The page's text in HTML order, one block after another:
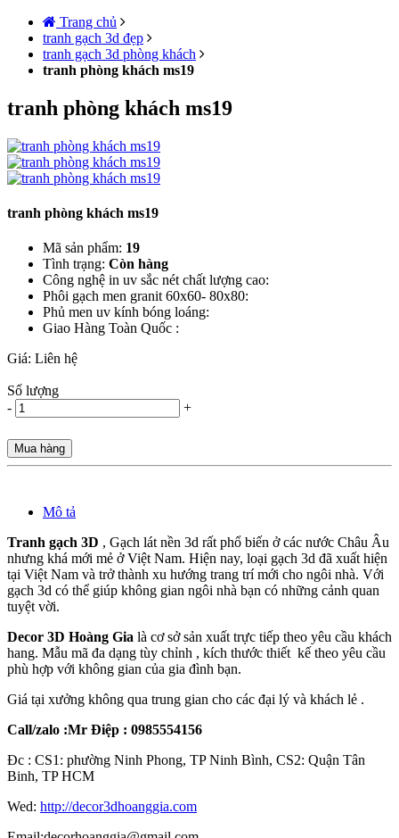
Trang chủ
tranh gạch 3d đẹp
tranh gạch 3d phòng khách
tranh phòng khách ms19
tranh phòng khách ms19
tranh phòng khách ms19
Mã sản phẩm: 19
Tình trạng: Còn hàng
Công nghệ in uv sắc nét chất lượng cao:
Phôi gạch men granit 60x60- 80x80:
Phủ men uv kính bóng loáng:
Giao Hàng Toàn Quốc :
Giá: Liên hệ
Số lượng
-
+
Mua hàng
Mô tả
Tranh gạch 3D , Gạch lát nền 3d rất phổ biến ở các nước Châu Âu
nhưng khá mới mẻ ở Việt Nam. Hiện nay, loại gạch 3d đã xuất hiện
tại Việt Nam và trở thành xu hướng trang trí mới cho ngôi nhà. Với
gạch 3d có thể giúp không gian ngôi nhà bạn có những cảnh quan
tuyệt vời.
Decor 3D Hoàng Gia là cơ sở sản xuất trực tiếp theo yêu cầu khách
hang. Mẫu mã đa dạng tùy chỉnh , kích thước thiết kế theo yêu cầu
phù hợp với không gian của gia đình bạn.
Giá tại xưởng không qua trung gian cho các đại lý và khách lẻ .
Call/zalo :Mr Điệp : 0985554156
Đc : CS1: phường Ninh Phong, TP Ninh Bình, CS2: Quận Tân
Binh, TP HCM
Wed: http://decor3dhoanggia.com